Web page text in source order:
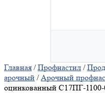
Главная /Профнастил /
арочный /Арочный
оцинкованный С17ПГ-1100-